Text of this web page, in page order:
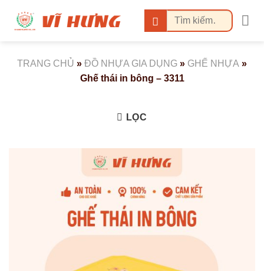
Tìm
kiếm:
TRANG CHỦ » ĐỒ NHỰA GIA DỤNG » GHẾ NHỰA »
Ghế thái in bông – 3311
LỌC